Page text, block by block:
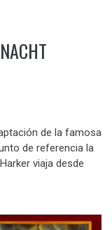
de la famosa
de referencia la
viaja desde